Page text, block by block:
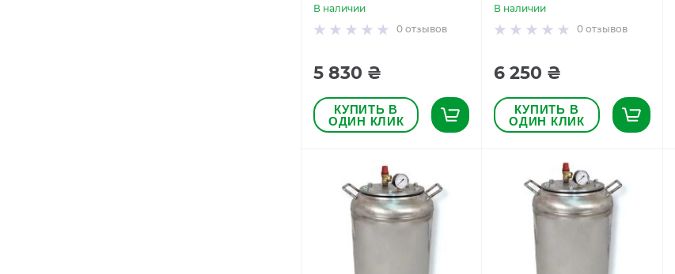
В наличии
0 отзывов
5 830 ₴
КУПИТЬ В
ОДИН КЛИК
В наличии
0отзывов
6 250 ₴
КУПИТЬ В
ОДИН КЛИК